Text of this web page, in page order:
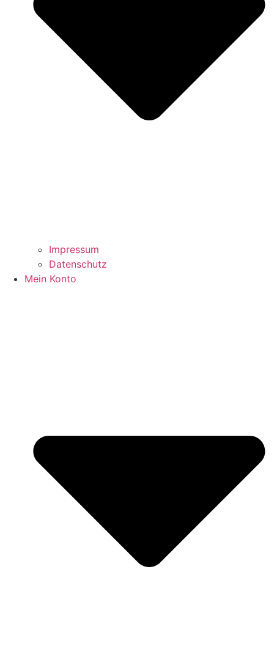
Impressum
Datenschutz
Mein Konto